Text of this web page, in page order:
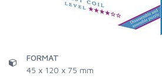
FORMAT
45 x 120 x 75 mm